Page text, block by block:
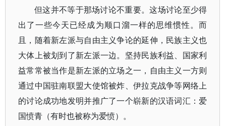
但这并不等于那场讨论不重要。这场讨论至少得
出了一些今天已经成为顺口溜一样的思维惯性。而
且，随着新左派与自由主义争论的延伸，民族主义也
大体上被划到了新左派一边。坚持民族利益、国家利
益常常被当作是新左派的立场之一，自由主义一方则
通过中国驻南联盟大使馆被炸、伊拉克战争等网络上
的讨论成功地发明并推广了一个崭新的汉语词汇：爱
国愤青（有时也被称为爱愤）。